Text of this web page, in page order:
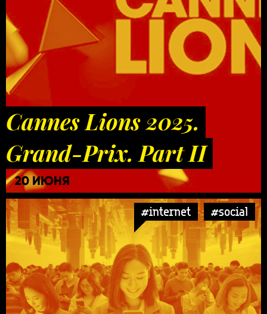
Cannes Lions 2025.
Grand-Prix. Part II
20 ИЮНЯ
#internet #social